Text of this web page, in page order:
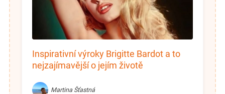
Inspirativní výroky Brigitte Bardot a to
nejzajímavější o jejím životě
Martina Šťastná